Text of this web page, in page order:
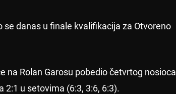
danas u finale kvalifikacija za Otvoreno
na Rolan Garosu pobedio četvrtog nosioca
u setovima (6:3, 3:6, 6:3).